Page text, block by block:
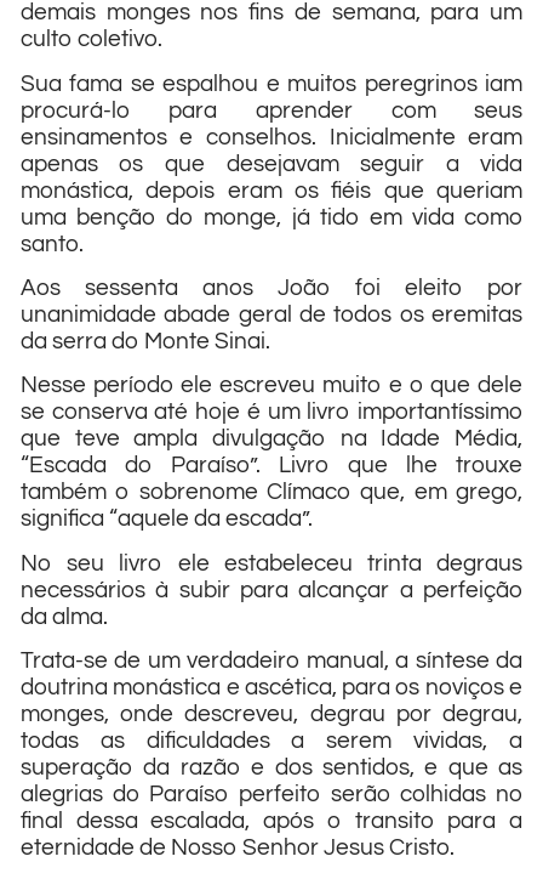
demais monges nos fins de semana, para um
culto coletivo.
Sua fama se espalhou e muitos peregrinos iam
procurá-lo para aprender com seus
ensinamentos e conselhos. Inicialmente eram
apenas os que desejavam seguir a vida
monástica, depois eram os fiéis que queriam
uma benção do monge, já tido em vida como
santo.
Aos sessenta anos João foi eleito por
unanimidade abade geral de todos os eremitas
da serra do Monte Sinai.
Nesse período ele escreveu muito e o que dele
se conserva até hoje é um livro importantíssimo
que teve ampla divulgação na Idade Média,
“Escada do Paraíso”. Livro que lhe trouxe
também o sobrenome Clímaco que, em grego,
significa “aquele da escada”.
No seu livro ele estabeleceu trinta degraus
necessários à subir para alcançar a perfeição
da alma.
Trata-se de um verdadeiro manual, a síntese da
doutrina monástica e ascética, para os noviços e
monges, onde descreveu, degrau por degrau,
todas as dificuldades a serem vividas, a
superação da razão e dos sentidos, e que as
alegrias do Paraíso perfeito serão colhidas no
final dessa escalada, após o transito para a
eternidade de Nosso Senhor Jesus Cristo.